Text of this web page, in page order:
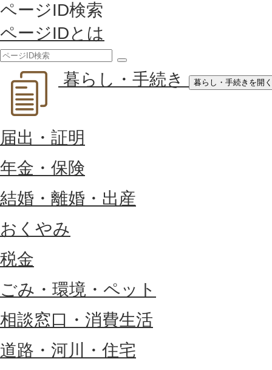
ページID検索
ページIDとは
索
暮らし・手続き 暮らし・手続きを開く
届出・証明
年金・保険
結婚・離婚・出産
おくやみ
税金
ごみ・環境・ペット
相談窓口・消費生活
道路・河川・住宅